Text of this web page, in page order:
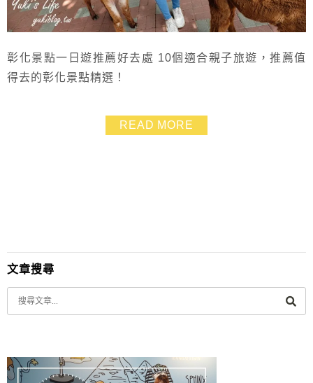
彰化景點一日遊推薦好去處 10個適合親子旅遊，推薦值
得去的彰化景點精選！
READ MORE
文章搜尋